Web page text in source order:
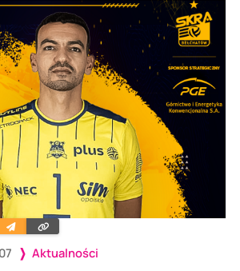
Aktualności
Wyślij
e-
Skopiuj
link